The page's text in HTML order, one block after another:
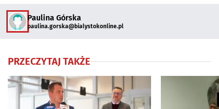
Paulina Górska
paulina.gorska@bialystokonline.pl
PRZECZYTAJ TAKŻE